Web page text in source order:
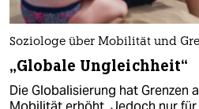
Soziologe über Mobilität und
„Globale Ungleichheit“
Die Globalisierung hat Grenzen